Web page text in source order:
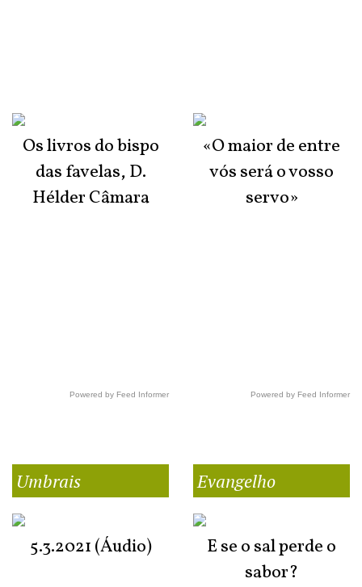
Os livros do bispo
das favelas, D.
Hélder Câmara
Powered by Feed Informer
«O maior de entre
vós será o vosso
servo»
Powered by Feed Informer
Umbrais
5.3.2021 (Áudio)
Evangelho
E se o sal perde o
sabor?